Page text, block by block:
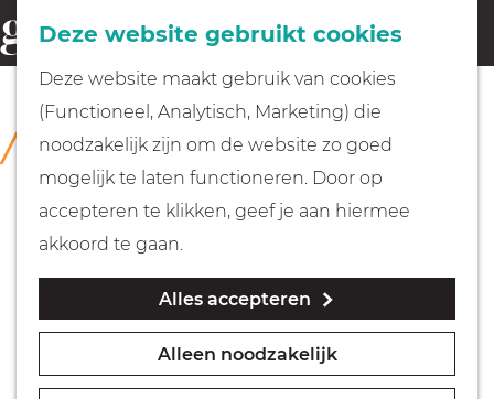
Deze website gebruikt cookies
Deze website maakt gebruik van cookies
(Functioneel, Analytisch, Marketing) die
noodzakelijk zijn om de website zo goed
mogelijk te laten functioneren. Door op
accepteren te klikken, geef je aan hiermee
akkoord te gaan.
Alles accepteren
Alleen noodzakelijk
G
a
Fietsen
Wandelen
Geocachen
Naar het museum
o
e
k
e
n
COLLECTIE
Rijksmuseum Muiderslot